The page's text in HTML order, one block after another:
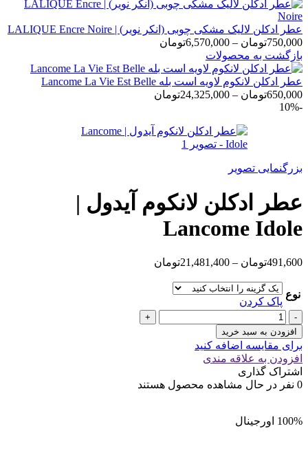
عطر ادکلن لالیک مشکی چوبی (انکر نویر) | LALIQUE Encre Noire
750,000تومان –
6,570,000تومان
750,000تومان
تا
6,570,000تومان
بازگشت به محصولات
عطر ادکلن لانکوم لاویه است بله Lancome La Vie Est Belle
650,000تومان –
24,325,000تومان
تا
-10%
بزرگنمایی تصویر
عطر ادکلن لانکوم آیدول |
Lancome Idole
491,600تومان –
21,481,400تومان
21,481,400تومان
نوع
پاک کردن
عطر
ادکلن
لانکوم
آیدول
|
Lancome
Idole
افزودن به سبد خرید
برای مقایسه اضافه کنید
افزودن به علاقه مندی
اشتراک گذاری
0 نفر در حال مشاهده محصول هستند
100% اورجینال